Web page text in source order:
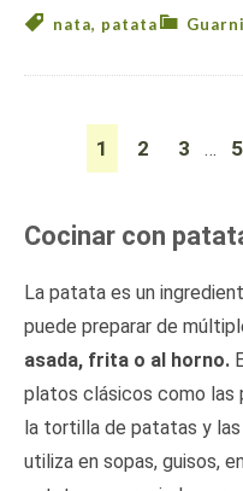
nata, patata
1 2 3 … 5
Cocinar con
La patata es un
puede preparar de
asada, frita o al horno.
platos clásicos como las
la tortilla de patatas y
utiliza en sopas, guisos,